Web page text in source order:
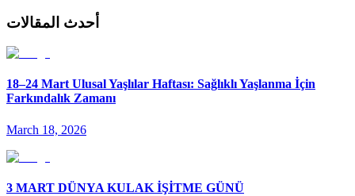
أحدث المقالات
18–24 Mart Ulusal Yaşlılar Haftası: Sağlıklı Yaşlanma İçin
Farkındalık Zamanı
March 18, 2026
3 MART DÜNYA KULAK İŞİTME GÜNÜ